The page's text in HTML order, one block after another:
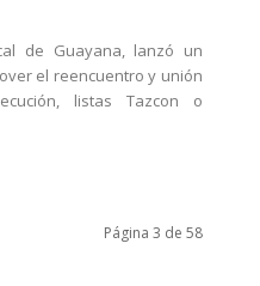
de Guayana, lanzó un
el reencuentro y unión
listas Tazcon o
Página 3 de 58